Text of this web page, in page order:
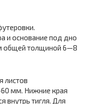
и основание под дно
общей толщиной 6—8
листов
мм. Нижние края
внутрь тигля. Для